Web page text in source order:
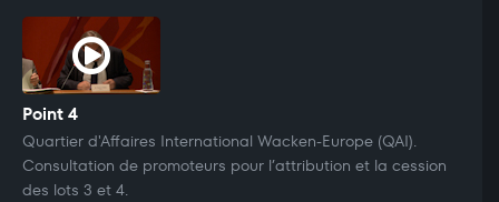
Point 4
Quartier d'Affaires International Wacken-Europe (QAI).
Consultation de promoteurs pour l’attribution et la cession
des lots 3 et 4.